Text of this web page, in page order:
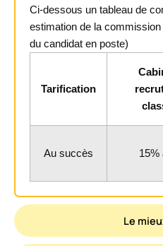
Le
Ci-dessous un tableau de
estimation de la commission
du candidat en poste)
Tarification
Au succès 15%